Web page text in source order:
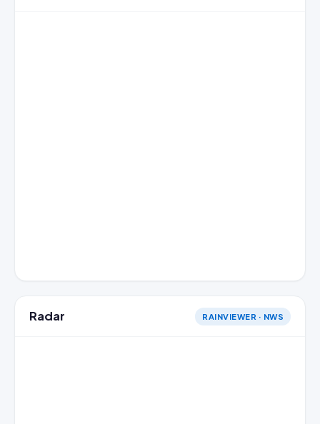
Radar RAINVIEWER · NWS